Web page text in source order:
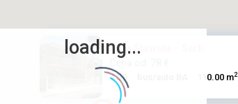
Kuća Stavrula – Sarti
4 BD 110.00 m2
loading...